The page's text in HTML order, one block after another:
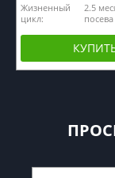
Жизненный
цикл:
2.5
посева